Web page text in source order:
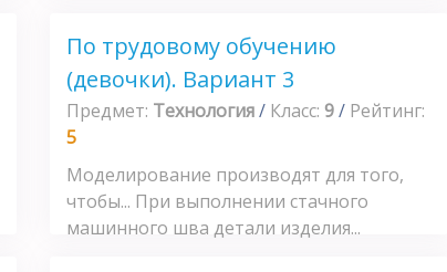
По трудовому обучению
(девочки). Вариант 3
Предмет: Технология/ Класс: 9/ Рейтинг:
5
Моделирование производят для того,
чтобы... При выполнении стачного
машинного шва детали изделия...